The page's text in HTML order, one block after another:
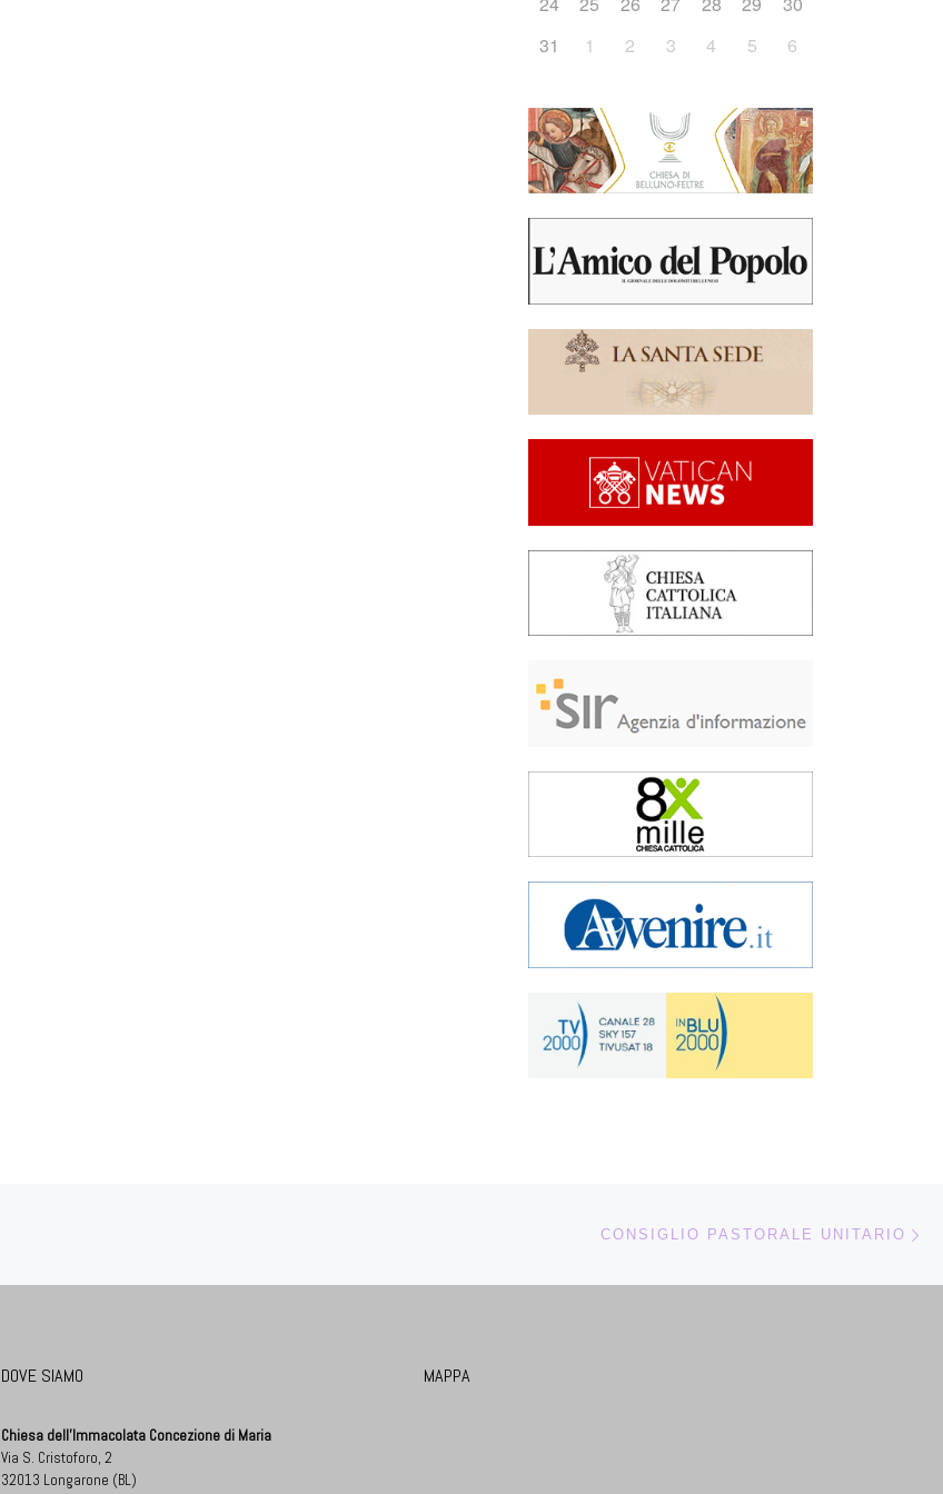
31
1 2 3 4 5 6
CONSIGLIO PASTORALE UNITARIO
DOVE SIAMO
Chiesa dell'Immacolata Concezione di Maria
Via S. Cristoforo, 2
32013 Longarone (BL)
MAPPA